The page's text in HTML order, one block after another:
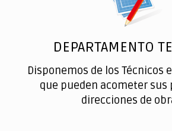
DEPARTAMENTO
Disponemos de los Técnicos
que pueden acometer sus
direcciones de